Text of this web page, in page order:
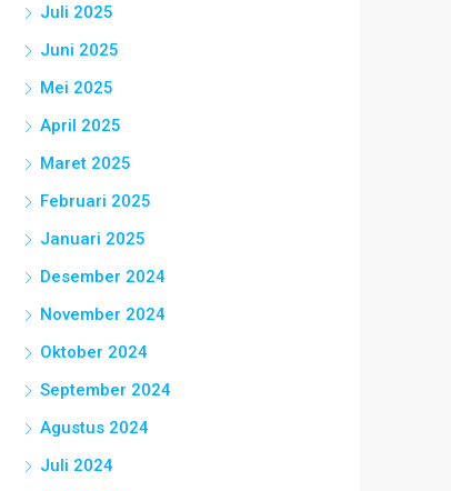
Juli 2025
Juni 2025
Mei 2025
April 2025
Maret 2025
Februari 2025
Januari 2025
Desember 2024
November 2024
Oktober 2024
September 2024
Agustus 2024
Juli 2024